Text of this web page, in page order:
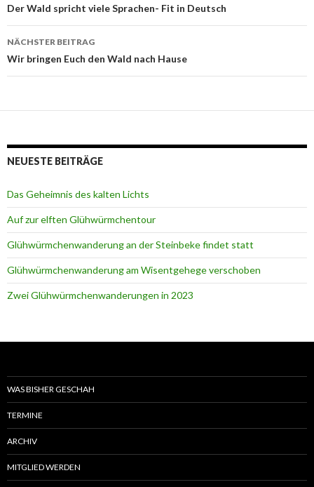
Beitragsnavigation
Der Wald spricht viele Sprachen- Fit in Deutsch
NÄCHSTER BEITRAG
Wir bringen Euch den Wald nach Hause
NEUESTE BEITRÄGE
Das Geheimnis des kalten Lichts
Auf zur elften Glühwürmchentour
Glühwürmchenwanderung an der Steinbeke findet statt
Glühwürmchenwanderung am Wisentgehege verschoben
Zwei Glühwürmchenwanderungen in 2023
WAS BISHER GESCHAH
TERMINE
ARCHIV
MITGLIED WERDEN